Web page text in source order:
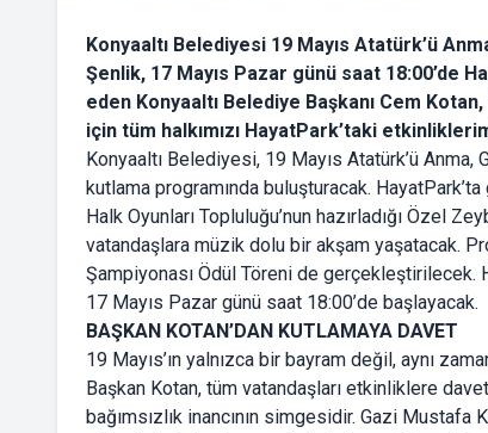
Konyaaltı Belediyesi 19 Mayıs Atatürk’ü
Şenlik, 17 Mayıs Pazar günü saat 18:00’de
eden Konyaaltı Belediye Başkanı Cem
için tüm halkımızı HayatPark’taki
Konyaaltı Belediyesi, 19 Mayıs Atatürk’ü Anma,
kutlama programında buluşturacak.
Halk Oyunları Topluluğu’nun hazırladığı Özel
vatandaşlara müzik dolu bir akşam yaşatacak.
Şampiyonası Ödül Töreni de
17 Mayıs Pazar günü saat 18:00’de başlayacak.
BAŞKAN KOTAN’DAN KUTLAMAYA DAVET
19 Mayıs’ın yalnızca bir bayram değil, aynı
Başkan Kotan, tüm vatandaşları etkinliklere
bağımsızlık inancının simgesidir. Gazi Mustafa